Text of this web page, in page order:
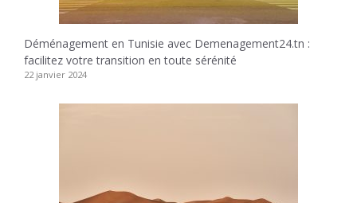
Déménagement en Tunisie avec Demenagement24.tn :
facilitez votre transition en toute sérénité
22 janvier 2024